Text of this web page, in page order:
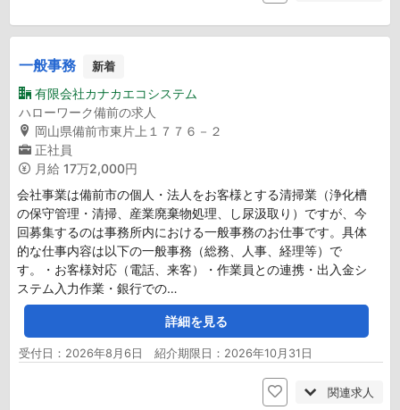
一般事務 新着
有限会社カナカエコシステム
ハローワーク備前の求人
岡山県備前市東片上１７７６－２
正社員
月給 17万2,000円
会社事業は備前市の個人・法人をお客様とする清掃業（浄化槽
の保守管理・清掃、産業廃棄物処理、し尿汲取り）ですが、今
回募集するのは事務所内における一般事務のお仕事です。具体
的な仕事内容は以下の一般事務（総務、人事、経理等）で
す。・お客様対応（電話、来客）・作業員との連携・出入金シ
ステム入力作業・銀行での…
詳細を見る
受付日：2026年8月6日 紹介期限日：2026年10月31日
関連求人